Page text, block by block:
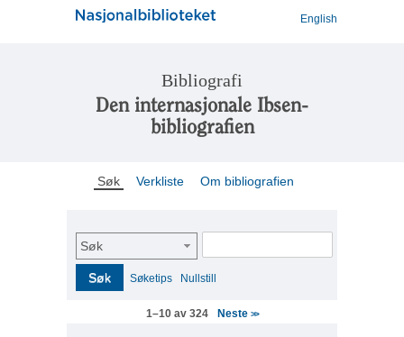
English
Bibliografi
Den internasjonale Ibsen-
bibliografien
Søk Verkliste Om bibliografien
Søk
Søk Søketips Nullstill
1–10 av 324 Neste >>